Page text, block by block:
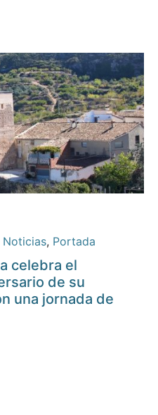
Noticias, Portada
celebra el
de su
una jornada de